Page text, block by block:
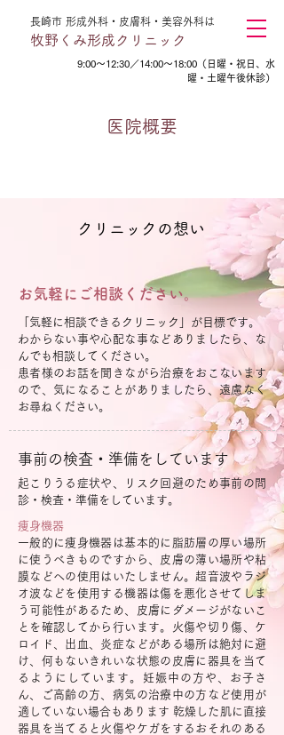
長崎市 形成外科・皮膚科・美容外科は
牧野くみ形成クリニック
9:00～12:30／14:00～18:00（日曜・祝日、水
曜・土曜午後休診）
医院概要
クリニックの想い
お気軽にご相談ください。
「気軽に相談できるクリニック」が目標です。
わからない事や心配な事などありましたら、な
んでも相談してください。
患者様のお話を聞きながら治療をおこないます
ので、気になることがありましたら、遠慮なく
お尋ねください。
事前の検査・準備をしています
起こりうる症状や、リスク回避のため事前の問
診・検査・準備をしています。
痩身機器
一般的に痩身機器は基本的に脂肪層の厚い場所
に使うべきものですから、皮膚の薄い場所や粘
膜などへの使用はいたしません。超音波やラジ
オ波などを使用する機器は傷を悪化させてしま
う可能性があるため、皮膚にダメージがないこ
とを確認してから行います。火傷や切り傷、ケ
ロイド、出血、炎症などがある場所は絶対に避
け、何もないきれいな状態の皮膚に器具を当て
るようにしています。妊娠中の方や、お子さ
ん、ご高齢の方、病気の治療中の方など使用が
適していない場合もあります 乾燥した肌に直接
器具を当てると火傷やケガをするおそれのある